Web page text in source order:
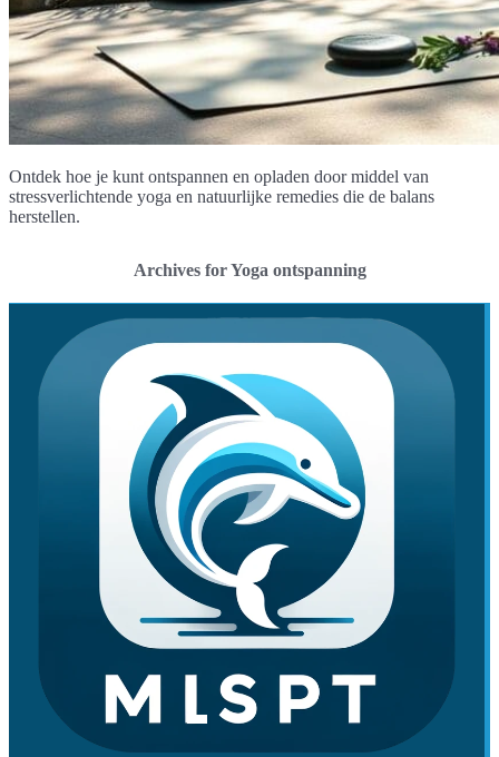
Ontdek hoe je kunt ontspannen en opladen door middel van
stressverlichtende yoga en natuurlijke remedies die de balans
herstellen.
Archives for Yoga ontspanning